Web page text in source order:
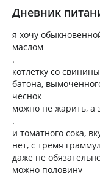
Дневник
я хочу
маслом
.
котлетку со
батона,
чеснок
можно не жарить, а
.
и томатного сока,
нет, с тремя
даже не
можно половину